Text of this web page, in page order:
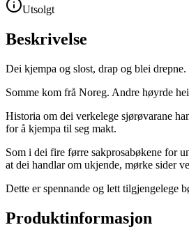
Utsolgt
Beskrivelse
Dei kjempa og slost, drap og blei
Somme kom frå Noreg. Andre høyrde
Historia om dei verkelege sjørøvarane
for å kjempa til seg makt.
Som i dei fire førre sakprosabøkene for
at dei handlar om ukjende, mørke sider
Dette er spennande og lett tilgjengelege
Produktinformasjon